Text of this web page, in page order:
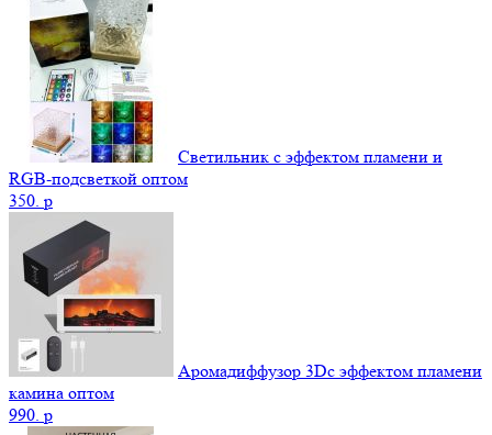
Светильник с эффектом пламени и
RGB-подсветкой оптом
350. p
Аромадиффузор 3Dс эффектом пламени
камина оптом
990. p